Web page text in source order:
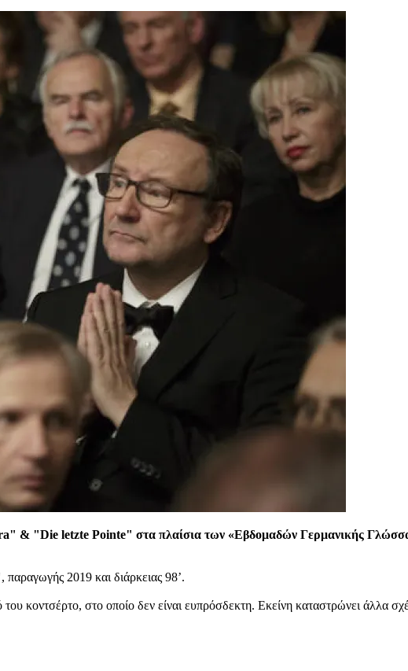
& "Die letzte Pointe" στα πλαίσια των «Εβδομαδών Γερμανικής
, παραγωγής 2019 και διάρκειας 98’.
κοντσέρτο, στο οποίο δεν είναι ευπρόσδεκτη. Εκείνη καταστρώνει άλλα